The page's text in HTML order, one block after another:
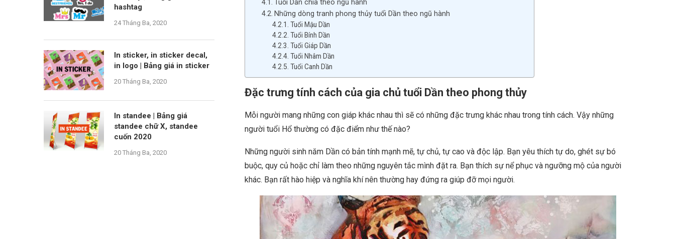
Tuổi Dần chia theo ngũ hành
Những dòng tranh phong thủy tuổi Dần theo ngũ hành
Tuổi Mậu Dần
Tuổi Bính Dần
Tuổi Giáp Dần
Tuổi Nhâm Dần
Tuổi Canh Dần
Đặc trưng tính cách của gia chủ tuổi Dần theo phong thủy
Mỗi người mang những con giáp khác nhau thì sẽ có những đặc trưng khác nhau trong tính cách. Vậy những
người tuổi Hổ thường có đặc điểm như thế nào?
Những người sinh năm Dần có bản tính mạnh mẽ, tự chủ, tự cao và độc lập. Bạn yêu thích tự do, ghét sự bó
buộc, quy củ hoặc chỉ làm theo những nguyên tắc mình đặt ra. Bạn thích sự nể phục và ngưỡng mộ của người
khác. Bạn rất hào hiệp và nghĩa khí nên thường hay đứng ra giúp đỡ mọi người.
hashtag
24 Tháng Ba, 2020
In sticker, in sticker decal,
in logo | Bảng giá in sticker
20 Tháng Ba, 2020
In standee | Bảng giá
standee chữ X, standee
cuốn 2020
20 Tháng Ba, 2020